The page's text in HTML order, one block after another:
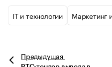
IT и технологии Маркетинг
Предыдущая